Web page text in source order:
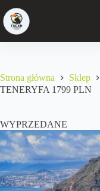
Strona główna Sklep
TENERYFA 1799 PLN
WYPRZEDANE